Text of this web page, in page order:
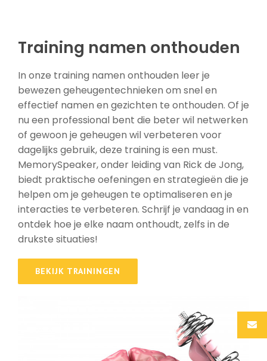
Training namen onthouden
In onze training namen onthouden leer je
bewezen geheugentechnieken om snel en
effectief namen en gezichten te onthouden. Of je
nu een professional bent die beter wil netwerken
of gewoon je geheugen wil verbeteren voor
dagelijks gebruik, deze training is een must.
MemorySpeaker, onder leiding van Rick de Jong,
biedt praktische oefeningen en strategieën die je
helpen om je geheugen te optimaliseren en je
interacties te verbeteren. Schrijf je vandaag in en
ontdek hoe je elke naam onthoudt, zelfs in de
drukste situaties!
BEKIJK TRAININGEN